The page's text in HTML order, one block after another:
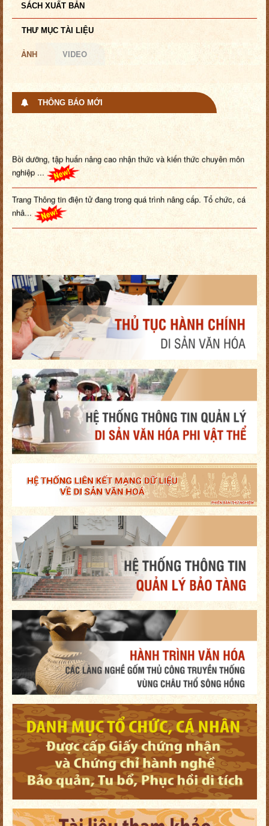
SÁCH XUẤT BẢN
THƯ MỤC TÀI LIỆU
ẢNH VIDEO
THÔNG BÁO MỚI
Bồi dưỡng, tập huấn nâng cao nhận thức và kiến thức chuyên môn
nghiệp ...
Trang Thông tin điện tử đang trong quá trình nâng cấp. Tổ chức, cá
nhâ...